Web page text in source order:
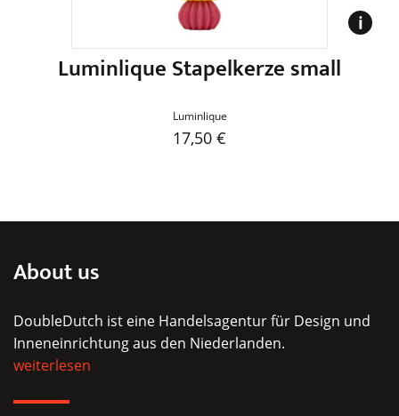
Luminlique Stapelkerze small
Luminlique
17,50 €
Optionen
können
About us
DoubleDutch ist eine Handelsagentur für Design und
Inneneinrichtung aus den Niederlanden.
weiterlesen